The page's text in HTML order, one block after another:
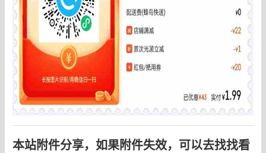
本站附件分享，如果附件失效，可以去找找看